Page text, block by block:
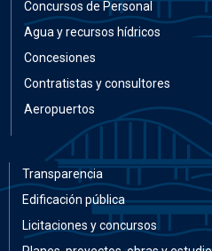
Transparencia
Edificación pública
Licitaciones y concursos
Planes, proyectos, obras y estudios
Puertos
Mapas e información satelital
Temas sanitarios y ambientales